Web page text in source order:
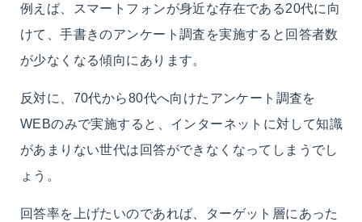
例えば、スマートフォンが身近な存在である20代に向
けて、手書きのアンケート調査を実施すると回答者数
が少なくなる傾向にあります。
反対に、70代から80代へ向けたアンケート調査を
WEBのみで実施すると、インターネットに対して知識
があまりない世代は回答ができなくなってしまうでし
ょう。
回答率を上げたいのであれば、ターゲット層にあった